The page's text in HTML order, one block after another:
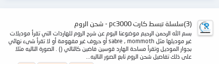
(3)سلسلة تبسط كارت pc3000 - شحن الروم
بسم الله الرحمن الرحيم موضوعنا اليوم عن شرح الروم للهاردات التي تقرأ موديلات
غير موديلها مثل sabre , mommoth أو حروف غير مفهومة أو لا تقرأ شىء نهائي
بجوار الموديل وتقرأ مساحة الهارد قوسين فاضين كالتالي () . الصورة التاليه مثلا
على ذلك تفاصيل شحن الروم تابع الصور التاليه...